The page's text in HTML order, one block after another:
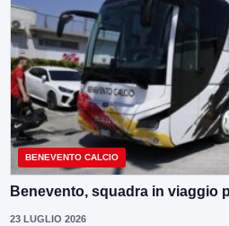
BENEVENTO CALCIO
Benevento, squadra in viaggio
23 LUGLIO 2026